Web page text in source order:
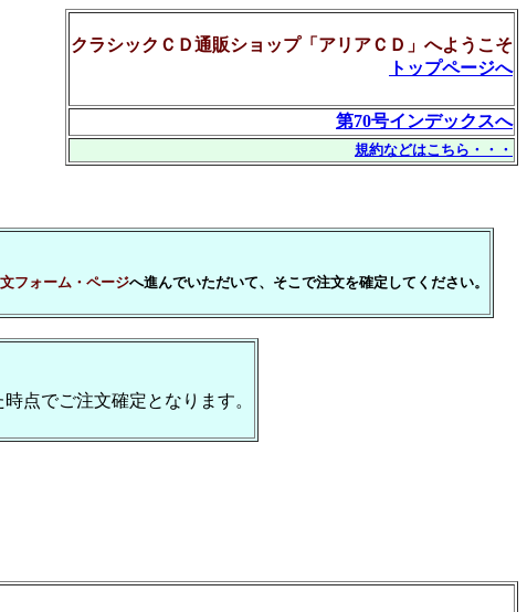
クラシックＣＤ通販ショップ「アリアＣＤ」へようこそ
トップページへ
第70号インデックスへ
規約などはこちら・・・
フォーム・ページへ進んでいただいて、そこで注文を確定してください。
点でご注文確定となります。